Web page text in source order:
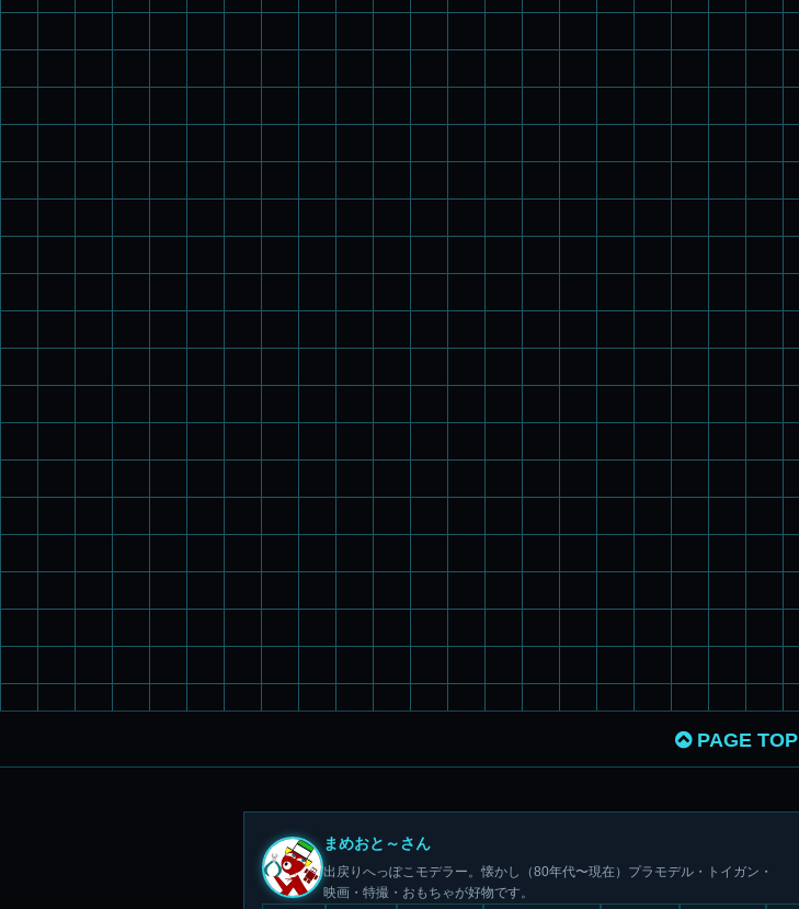
PAGE TOP
まめおと～さん
出戻りへっぽこモデラー。懐かし（80年代〜現在）プラモデル・トイガン・
映画・特撮・おもちゃが好物です。